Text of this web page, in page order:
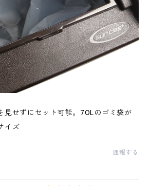
見せずにセット可能。70Lのゴミ袋が
イズ
通報する